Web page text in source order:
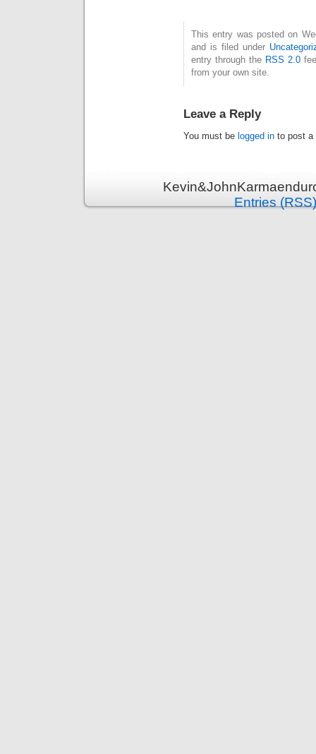
This entry was posted on
and is filed under
entry through the RSS 2.0
from your own site.
Leave a Reply
You must be logged in to post a
Entries (RSS)